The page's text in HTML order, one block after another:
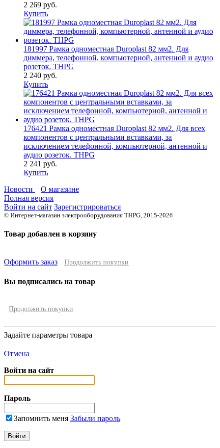
2 269 руб.
Купить
181997 Рамка одноместная Duroplast 82 мм2. Для
диммера, телефонной, компьютерной, антенной и аудио
розеток. THPG
2 240 руб.
Купить
176421 Рамка одноместная Duroplast 82 мм2. Для всех
компонентов с центральными вставками, за
исключением телефонной, компьютерной, антенной и
аудио розеток. THPG
2 241 руб.
Купить
Новости
О магазине
Полная версия
Войти на сайт Зарегистрироваться
© Интернет-магазин электрооборудования THPG, 2015-2026
Товар добавлен в корзину
Оформить заказ Продолжить покупки
Вы подписались на товар
Продолжить покупки
Задайте параметры товара
Отмена
Войти на сайт
Пароль
Запомнить меня Забыли пароль